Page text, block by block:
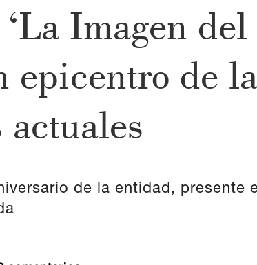
Imagen del
epicentro de la
de la entidad, presente